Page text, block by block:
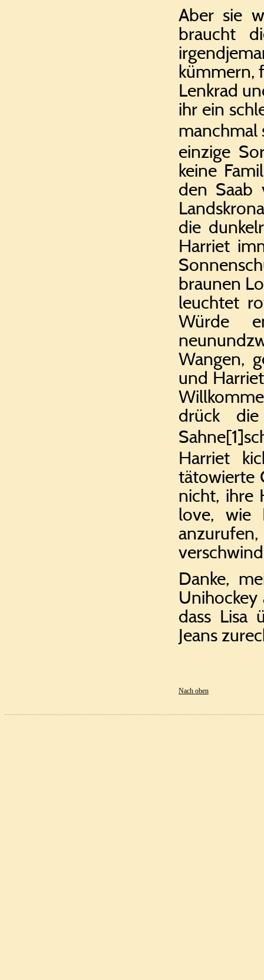
Aber sie
braucht
kümmern,
Lenkrad
ihr ein
manchmal
einzige
keine
den Saab
die
Harriet
braunen
leuchtet
Würde
Wangen,
und
drück
Sahne[1]
Harriet
tätowierte
nicht, ihre
love, wie
Danke,
dass Lisa
Jeans
Nach oben